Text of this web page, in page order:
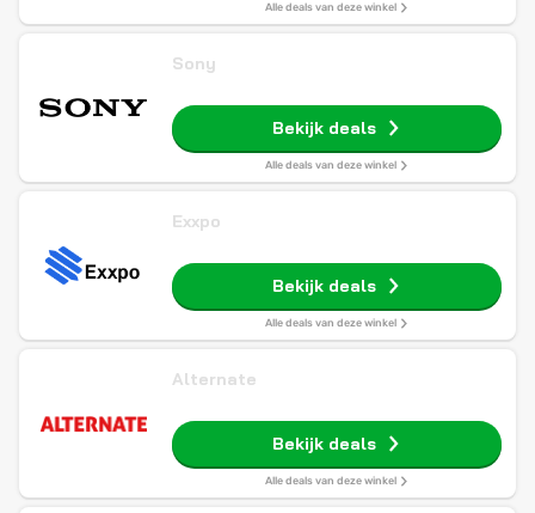
Alle deals van deze winkel
Sony
Bekijk deals
Alle deals van deze winkel
Exxpo
Bekijk deals
Alle deals van deze winkel
Alternate
Bekijk deals
Alle deals van deze winkel